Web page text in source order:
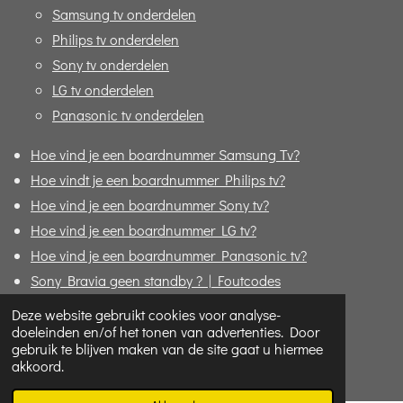
Deze website gebruikt cookies voor analyse-
doeleinden en/of het tonen van advertenties. Door
gebruik te blijven maken van de site gaat u hiermee
akkoord.
Samsung tv onderdelen
Philips tv onderdelen
Sony tv onderdelen
LG tv onderdelen
Panasonic tv onderdelen
Hoe vind je een boardnummer Samsung Tv?
Hoe vindt je een boardnummer Philips tv?
Hoe vind je een boardnummer Sony tv?
Hoe vind je een boardnummer LG tv?
Hoe vind je een boardnummer Panasonic tv?
Sony Bravia geen standby ? | Foutcodes
Formulier "Bijbestellen"
© 2020 - 2026 Replace4u - De TV specialist online!
Powered by